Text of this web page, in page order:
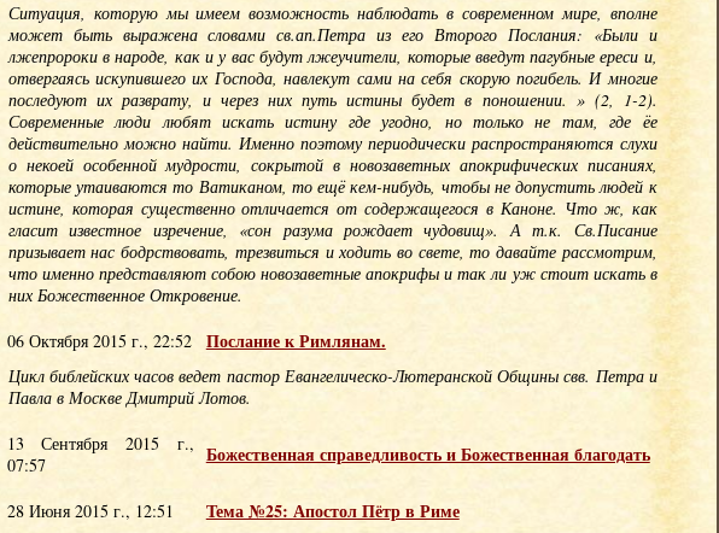
Ситуация, которую мы имеем возможность наблюдать в современном мире, вполне
может быть выражена словами св.ап.Петра из его Второго Послания: «Были и
лжепророки в народе, как и у вас будут лжеучители, которые введут пагубные ереси и,
отвергаясь искупившего их Господа, навлекут сами на себя скорую погибель. И многие
последуют их разврату, и через них путь истины будет в поношении. » (2, 1-2).
Современные люди любят искать истину где угодно, но только не там, где ёе
действительно можно найти. Именно поэтому периодически распространяются слухи
о некоей особенной мудрости, сокрытой в новозаветных апокрифических писаниях,
которые утаиваются то Ватиканом, то ещё кем-нибудь, чтобы не допустить людей к
истине, которая существенно отличается от содержащегося в Каноне. Что ж, как
гласит известное изречение, «сон разума рождает чудовищ». А т.к. Св.Писание
призывает нас бодрствовать, трезвиться и ходить во свете, то давайте рассмотрим,
что именно представляют собою новозаветные апокрифы и так ли уж стоит искать в
них Божественное Откровение.
06 Октября 2015 г., 22:52
Послание к Римлянам.
Цикл библейских часов ведет пастор Евангелическо-Лютеранской Общины свв. Петра и
Павла в Москве Дмитрий Лотов.
13 Сентября 2015 г.,
07:57
Божественная справедливость и Божественная благодать
28 Июня 2015 г., 12:51 Тема №25: Апостол Пётр в Риме